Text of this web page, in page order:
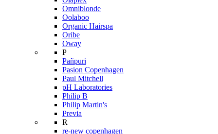
Omniblonde
Oolaboo
Organic Hairspa
Oribe
Oway
P
Pañpuri
Pasion Copenhagen
Paul Mitchell
pH Laboratories
Philip B
Philip Martin's
Previa
R
re-new copenhagen